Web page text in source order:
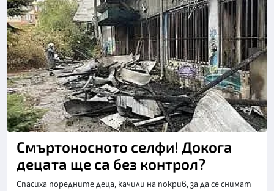
Смъртоносното селфи! Докога
децата ще са без контрол?
Спасиха поредните деца, качили на покрив, за да се снимат